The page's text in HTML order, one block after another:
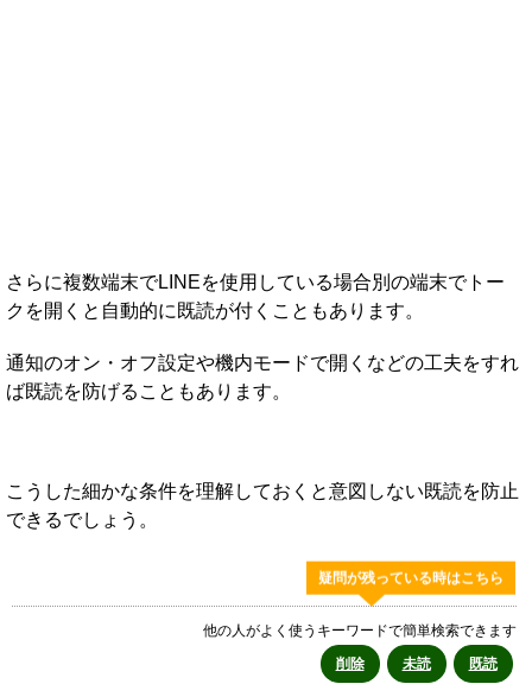
さらに複数端末でLINEを使用している場合別の端末でトー
クを開くと自動的に既読が付くこともあります。
通知のオン・オフ設定や機内モードで開くなどの工夫をすれ
ば既読を防げることもあります。
こうした細かな条件を理解しておくと意図しない既読を防止
できるでしょう。
疑問が残っている時はこちら
他の人がよく使うキーワードで簡単検索できます
削除
未読 既読